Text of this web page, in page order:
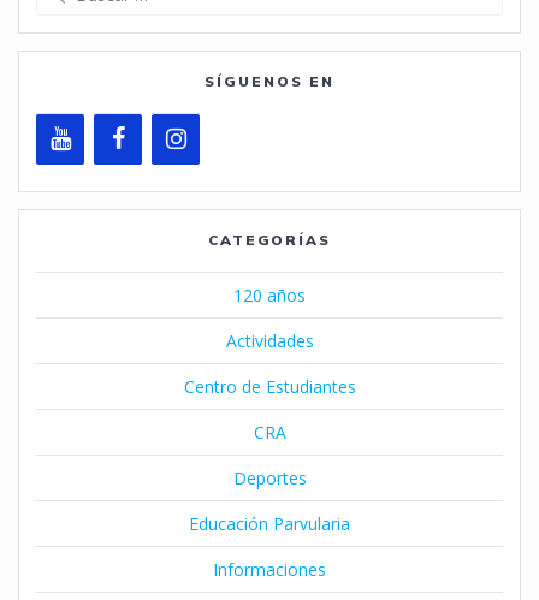
SÍGUENOS EN
CATEGORÍAS
120 años
Actividades
Centro de Estudiantes
CRA
Deportes
Educación Parvularia
Informaciones